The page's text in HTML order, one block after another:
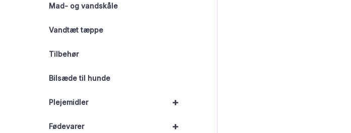
Mad- og vandskåle
Vandtæt tæppe
Tilbehør
Bilsæde til hunde
+
Plejemidler
+
Fødevarer